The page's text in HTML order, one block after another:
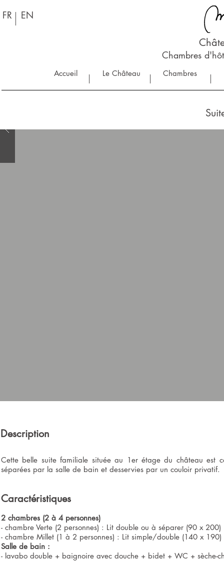
Chambres
Accueil Le Château Chambres
Description
Cette belle suite familiale située au 1er étage du château est
séparées par la salle de bain et desservies par un couloir privatif.
Caractéristiques
2 chambres (2 à 4 personnes)
- chambre Verte (2 personnes) : Lit double ou à séparer (90 x
- chambre Millet (1 à 2 personnes) : Lit simple/double (140 x 190)
Salle de bain :
- lavabo double + baignoire avec douche + bidet + WC + sèche-
EN
FR